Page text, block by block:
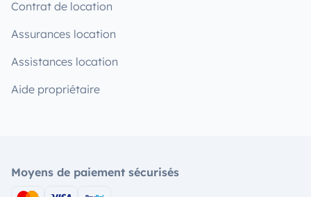
Contrat de location
Assurances location
Assistances location
Aide propriétaire
Moyens de paiement sécurisés